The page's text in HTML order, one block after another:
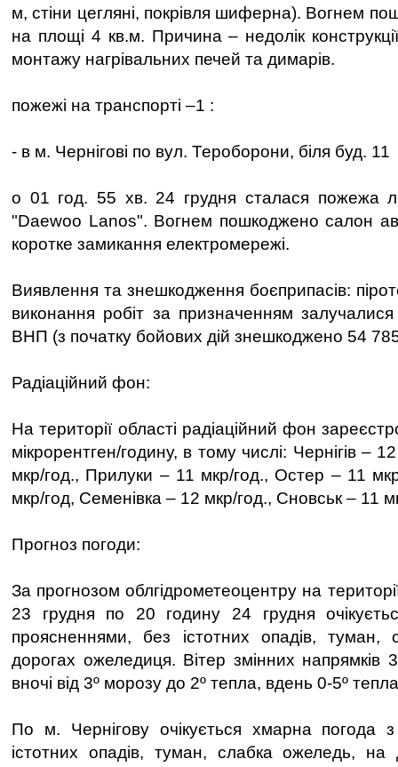
м, стіни цегляні, покрівля шиферна). Вогнем
на площі 4 кв.м. Причина – недолік
монтажу нагрівальних печей та димарів.
пожежі на транспорті –1 :
- в м. Чернігові по вул. Тероборони, біля буд. 11
о 01 год. 55 хв. 24 грудня сталася пожежа
"Daewoo Lanos". Вогнем пошкоджено салон
коротке замикання електромережі.
Виявлення та знешкодження боєприпасів:
виконання робіт за призначенням
ВНП (з початку бойових дій знешкоджено 54
Радіаційний фон:
На території області радіаційний фон
мікрорентген/годину, в тому числі: Чернігів –
мкр/год., Прилуки – 11 мкр/год., Остер – 11
мкр/год, Семенівка – 12 мкр/год., Сновськ – 11
Прогноз погоди:
За прогнозом облгідрометеоцентру на
23 грудня по 20 годину 24 грудня
проясненнями, без істотних опадів,
дорогах ожеледиця. Вітер змінних напрямків
вночі від 3º морозу до 2º тепла, вдень 0-5º
По м. Чернігову очікується хмарна погода
істотних опадів, туман, слабка ожеледь, на